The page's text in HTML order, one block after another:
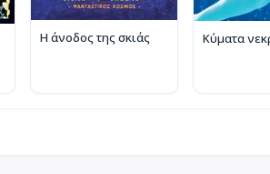
Η άνοδος της σκιάς Κύματα